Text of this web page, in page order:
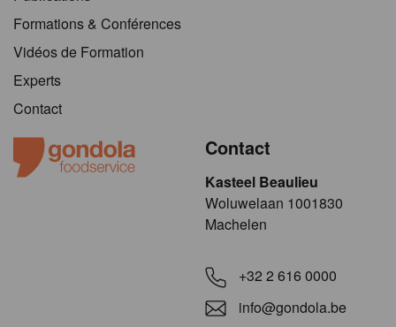
Formations & Conférences
Vidéos de Formation
Experts
Contact
Contact
Kasteel Beaulieu
​​​Woluwelaan 1001830
Machelen
+32 2 616 0000
info@gondola.be